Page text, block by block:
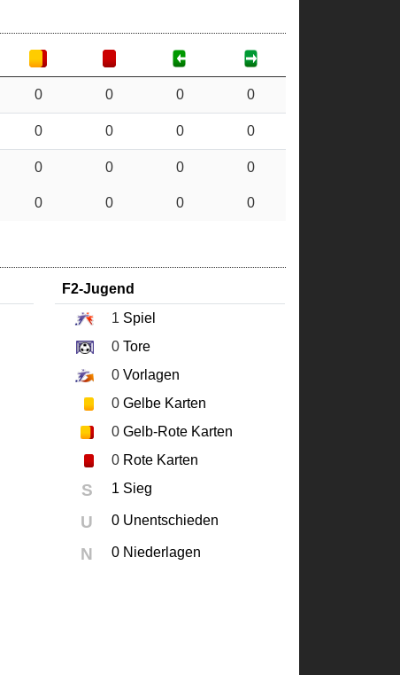
0 0 0 0
0 0 0 0
0 0 0 0
0 0 0 0
F2-Jugend
1 Spiel
0 Tore
0 Vorlagen
0 Gelbe Karten
0 Gelb-Rote Karten
0 Rote Karten
S 1 Sieg
U 0 Unentschieden
N 0 Niederlagen